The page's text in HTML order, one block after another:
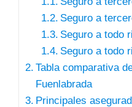
Seguro a
Seguro a todo
Seguro a todo
Tabla comparativa
Fuenlabrada
Principales